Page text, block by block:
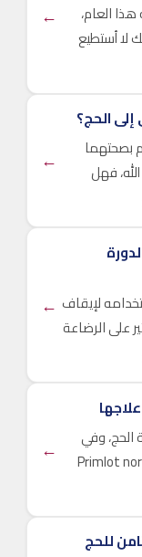
العام،
لا أستطيع
←
الحج؟
بصحتهما
فهل
←
لإيقاف
على الرضاعة
←
وفي
هذه الفترة وصف لي الطبيب أقراص Primlot nor
←
للحج